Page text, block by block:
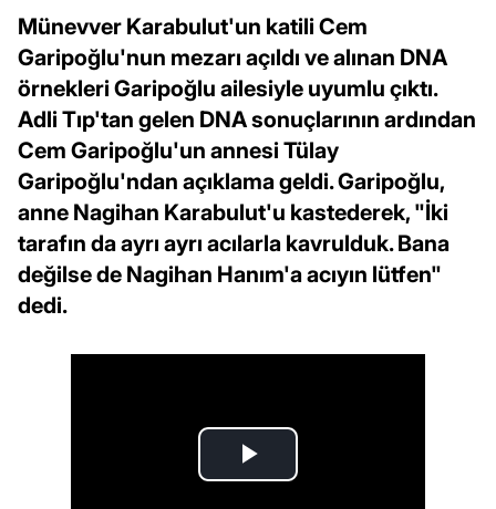
Münevver Karabulut'un katili Cem
Garipoğlu'nun mezarı açıldı ve alınan DNA
örnekleri Garipoğlu ailesiyle uyumlu çıktı.
Adli Tıp'tan gelen DNA sonuçlarının ardından
Cem Garipoğlu'un annesi Tülay
Garipoğlu'ndan açıklama geldi. Garipoğlu,
anne Nagihan Karabulut'u kastederek, "İki
tarafın da ayrı ayrı acılarla kavrulduk. Bana
değilse de Nagihan Hanım'a acıyın lütfen"
dedi.